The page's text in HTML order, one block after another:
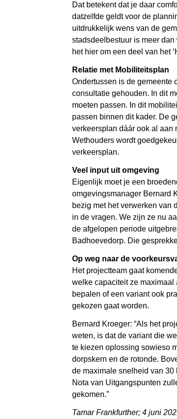
Dat betekent dat je daar
datzelfde geldt voor de
uitdrukkelijk wens van de
stadsdeelbestuur is meer
het hier om een deel van het
Relatie met Mobiliteitsplan
Ondertussen is de gemeente
consultatie gehouden. In dit
moeten passen. In dit
passen binnen dit kader. De
verkeersplan dáár ook al aan
Wethouders wordt
verkeersplan.
Veel input uit omgeving
Eigenlijk moet je een
omgevingsmanager Bernard
bezig met het verwerken van
in de vragen. We zijn ze nu
de afgelopen periode
Badhoevedorp. Die
Op weg naar de
Het projectteam gaat
welke capaciteit ze maximaal
bepalen of een variant ook
gekozen gaat worden.
Bernard Kroeger: “Als het
weten, is dat de variant die
te kiezen oplossing sowieso
dorpskern en de rotonde.
de maximale snelheid van
Nota van Uitgangspunten
gekomen.”
Tamar Frankfurther; 4 juni